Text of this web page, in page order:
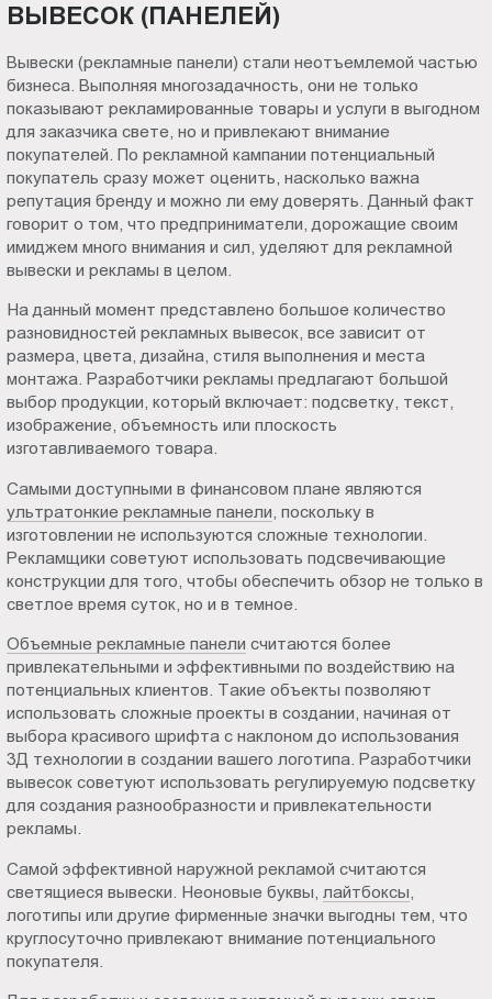
ВЫВЕСОК (ПАНЕЛЕЙ)
Вывески (рекламные панели) стали неотъемлемой частью
бизнеса. Выполняя многозадачность, они не только
показывают рекламированные товары и услуги в выгодном
для заказчика свете, но и привлекают внимание
покупателей. По рекламной кампании потенциальный
покупатель сразу может оценить, насколько важна
репутация бренду и можно ли ему доверять. Данный факт
говорит о том, что предприниматели, дорожащие своим
имиджем много внимания и сил, уделяют для рекламной
вывески и рекламы в целом.
На данный момент представлено большое количество
разновидностей рекламных вывесок, все зависит от
размера, цвета, дизайна, стиля выполнения и места
монтажа. Разработчики рекламы предлагают большой
выбор продукции, который включает: подсветку, текст,
изображение, объемность или плоскость
изготавливаемого товара.
Самыми доступными в финансовом плане являются
ультратонкие рекламные панели , поскольку в
изготовлении не используются сложные технологии.
Рекламщики советуют использовать подсвечивающие
конструкции для того, чтобы обеспечить обзор не только в
светлое время суток, но и в темное.
Объемные рекламные панели считаются более
привлекательными и эффективными по воздействию на
потенциальных клиентов. Такие объекты позволяют
использовать сложные проекты в создании, начиная от
выбора красивого шрифта с наклоном до использования
3Д технологии в создании вашего логотипа. Разработчики
вывесок советуют использовать регулируемую подсветку
для создания разнообразности и привлекательности
рекламы.
Самой эффективной наружной рекламой считаются
светящиеся вывески. Неоновые буквы, лайтбоксы
логотипы или другие фирменные значки выгодны тем, что
круглосуточно привлекают внимание потенциального
покупателя.